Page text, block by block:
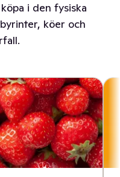
i den fysiska
köer och